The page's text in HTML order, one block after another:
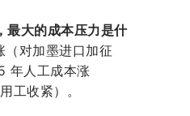
大的成本压力是什
（对加墨进口加征
年人工成本涨
工收紧）。